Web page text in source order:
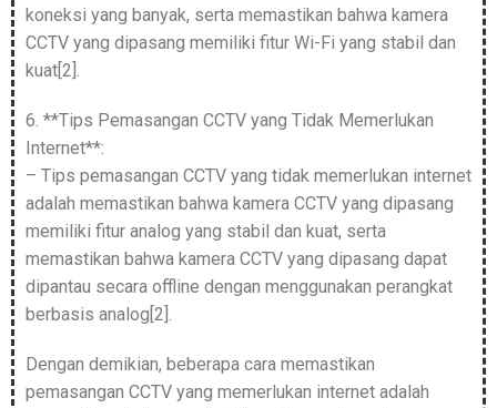
koneksi yang banyak, serta memastikan bahwa kamera
CCTV yang dipasang memiliki fitur Wi-Fi yang stabil dan
kuat[2].
6. **Tips Pemasangan CCTV yang Tidak Memerlukan
Internet**:
– Tips pemasangan CCTV yang tidak memerlukan internet
adalah memastikan bahwa kamera CCTV yang dipasang
memiliki fitur analog yang stabil dan kuat, serta
memastikan bahwa kamera CCTV yang dipasang dapat
dipantau secara offline dengan menggunakan perangkat
berbasis analog[2].
Dengan demikian, beberapa cara memastikan
pemasangan CCTV yang memerlukan internet adalah